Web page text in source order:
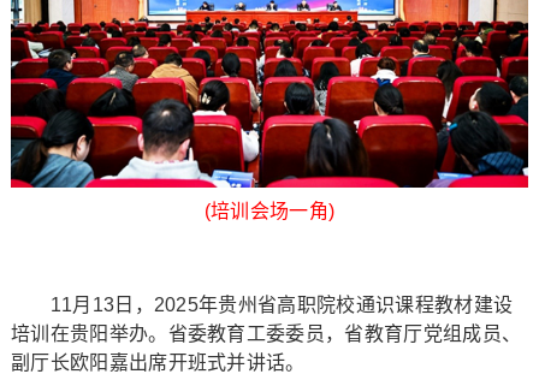
(培训会场一角)
11月13日，2025年贵州省高职院校通识课程教材建设
培训在贵阳举办。省委教育工委委员，省教育厅党组成员、
副厅长欧阳嘉出席开班式并讲话。